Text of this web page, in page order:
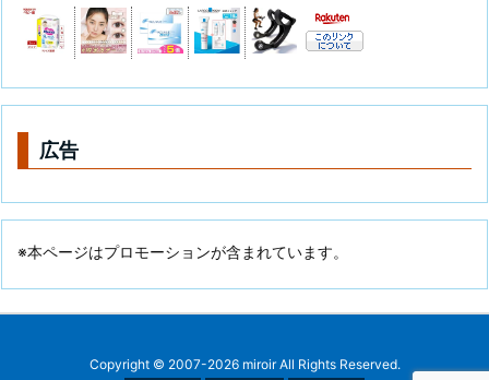
広告
※本ページはプロモーションが含まれています。
Copyright © 2007-2026 miroirAll Rights Reserved.